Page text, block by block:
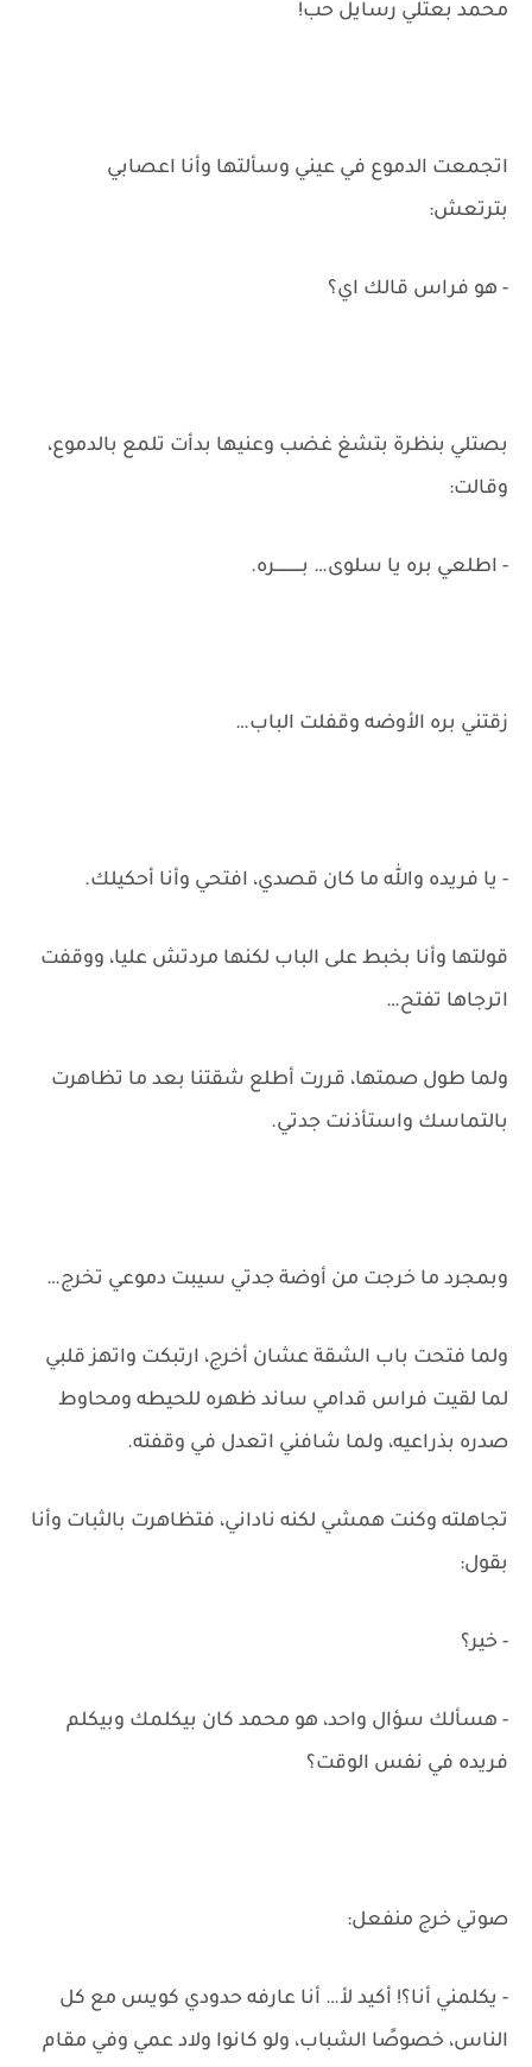
محمد بعتلي رسايل حب!
اتجمعت الدموع في عيني وسألتها وأنا اعصابي
بترتعش:
- هو فراس قالك اي؟
بصتلي بنظرة بتشغ غضب وعنيها بدأت تلمع بالدموع،
وقالت:
- اطلعي بره يا سلوى… بـــــــــــره.
زقتني بره الأوضه وقفلت الباب…
- يا فريده والله ما كان قصدي، افتحي وأنا أحكيلك.
قولتها وأنا بخبط على الباب لكنها مردتش عليا، ووقفت
اترجاها تفتح…
ولما طول صمتها، قررت أطلع شقتنا بعد ما تظاهرت
بالتماسك واستأذنت جدتي.
وبمجرد ما خرجت من أوضة جدتي سيبت دموعي تخرج…
ولما فتحت باب الشقة عشان أخرج، ارتبكت واتهز قلبي
لما لقيت فراس قدامي ساند ظهره للحيطه ومحاوط
صدره بذراعيه، ولما شافني اتعدل في وقفته.
تجاهلته وكنت همشي لكنه ناداني، فتظاهرت بالثبات وأنا
بقول:
- خير؟
- هسألك سؤال واحد، هو محمد كان بيكلمك وبيكلم
فريده في نفس الوقت؟
صوتي خرج منفعل:
- يكلمني أنا؟! أكيد لأ… أنا عارفه حدودي كويس مع كل
الناس، خصوصًا الشباب، ولو كانوا ولاد عمي وفي مقام